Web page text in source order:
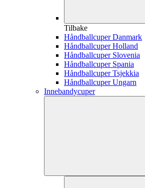
Tilbake
Håndballcuper Danmark
Håndballcuper Holland
Håndballcuper Slovenia
Håndballcuper Spania
Håndballcuper Tsjekkia
Håndballcuper Ungarn
Innebandycuper